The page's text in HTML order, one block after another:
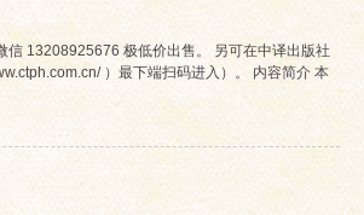
信 13208925676 极低价出售。 另可在中译出版社
）最下端扫码进入）。 内容简介 本